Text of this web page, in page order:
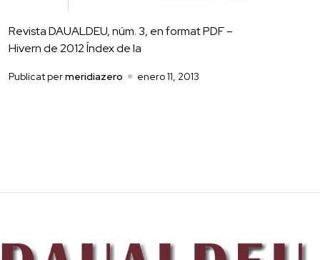
Revista DAUALDEU, núm. 3, en format PDF –
Hivern de 2012 Índex de la
Publicat permeridiazero enero 11, 2013